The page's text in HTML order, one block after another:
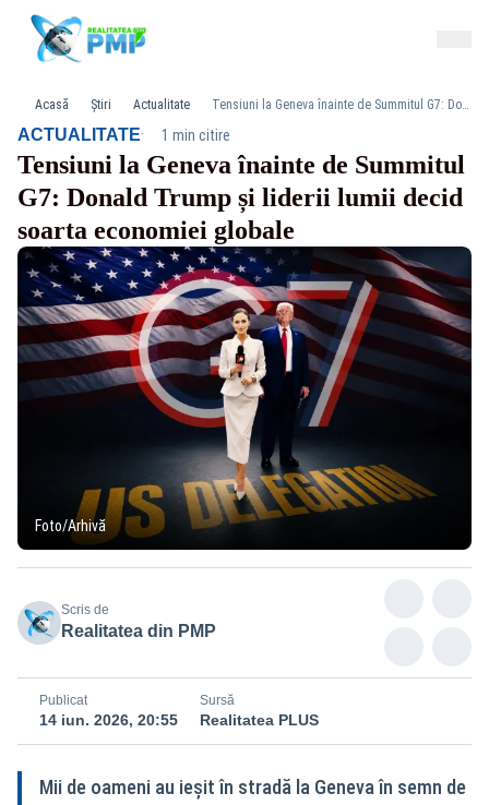
Acasă Știri Actualitate Tensiuni la Geneva înainte de Summitul G7: Donald Trump și liderii lumii decid soarta economiei globale
ACTUALITATE· 1 min citire
Tensiuni la Geneva înainte de Summitul
G7: Donald Trump și liderii lumii decid
soarta economiei globale
Foto/Arhivă
Scris de
Realitatea din PMP
Publicat
14 iun. 2026, 20:55
Sursă
Realitatea PLUS
Mii de oameni au ieșit în stradă la Geneva în semn de